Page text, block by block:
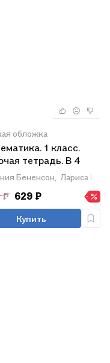
обложка
1 класс.
тетрадь. В 4
Часть 2
Бененсон, Лариса
₽ 629 ₽
Купить